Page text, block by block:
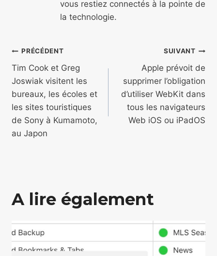
vous restiez connectés à la pointe de
la technologie.
Navigation
de
l’article
PRÉCÉDENT
Tim Cook et Greg
Joswiak visitent les
bureaux, les écoles et
les sites touristiques
de Sony à Kumamoto,
au Japon
SUIVANT
Apple prévoit de
supprimer l’obligation
d’utiliser WebKit dans
tous les navigateurs
Web iOS ou iPadOS
A lire également